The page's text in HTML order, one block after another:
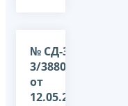
№ СД-36-
3/3880@
от
12.05.2026